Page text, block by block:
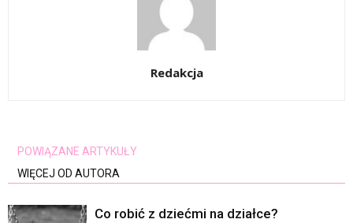
Redakcja
POWIĄZANE ARTYKUŁY
WIĘCEJ OD AUTORA
Co robić z dziećmi na działce?